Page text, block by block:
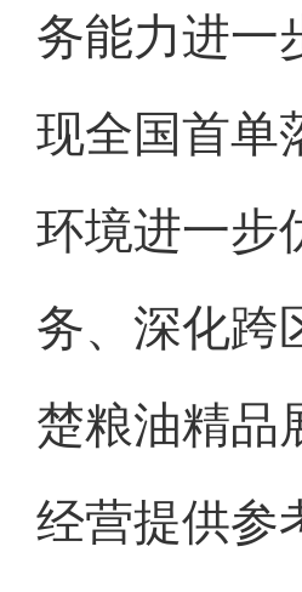
务能力进一
现全国首单
环境进一步
务、深化跨
楚粮油精品
经营提供参